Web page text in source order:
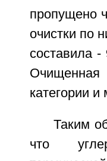
пропущено
очистки по
составила -
категории
Таким
что